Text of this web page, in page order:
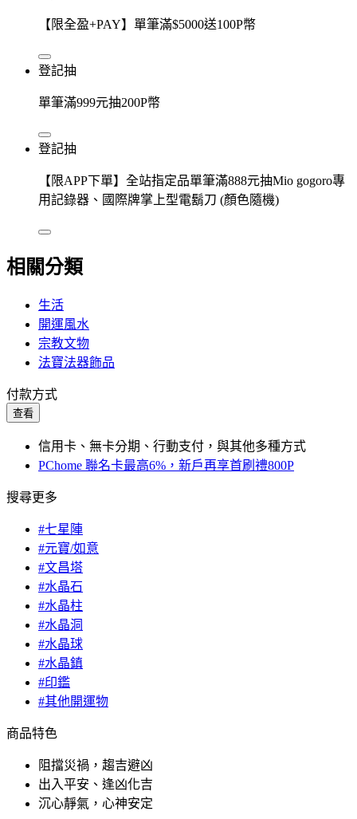
【限全盈+PAY】單筆滿$5000送100P幣
登記抽
單筆滿999元抽200P幣
登記抽
【限APP下單】全站指定品單筆滿888元抽Mio gogoro專
用記錄器、國際牌掌上型電鬍刀 (顏色隨機)
相關分類
生活
開運風水
宗教文物
法寶法器飾品
付款方式
查看
信用卡、無卡分期、行動支付，與其他多種方式
PChome 聯名卡最高6%，新戶再享首刷禮800P
搜尋更多
#七星陣
#元寶/如意
#文昌塔
#水晶石
#水晶柱
#水晶洞
#水晶球
#水晶鎮
#印鑑
#其他開運物
商品特色
阻擋災禍，趨吉避凶
出入平安、逢凶化吉
沉心靜氣，心神安定